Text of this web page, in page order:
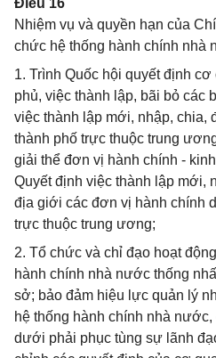
Điều 16
Nhiệm vụ và quyền hạn của
chức hệ thống hành chính nhà
1. Trình Quốc hội quyết định
phủ, việc thành lập, bãi bỏ các
việc thành lập mới, nhập, chia,
thành phố trực thuộc trung
giải thể đơn vị hành chính -
Quyết định việc thành lập mới,
địa giới các đơn vị hành chính
trực thuộc trung ương;
2. Tổ chức và chỉ đạo hoạt
hành chính nhà nước thống
sở; bảo đảm hiệu lực quản lý
hệ thống hành chính nhà
dưới phải phục tùng sự lãnh